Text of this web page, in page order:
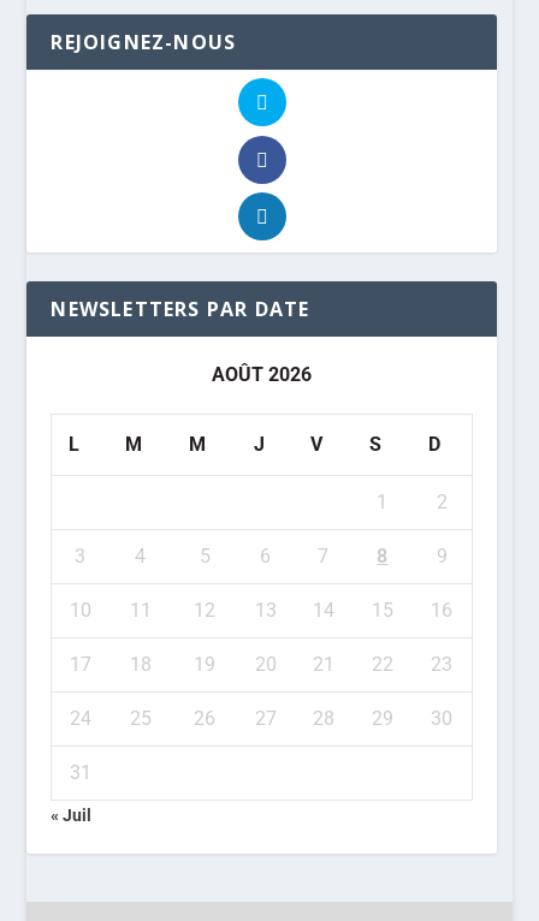
REJOIGNEZ-NOUS
NEWSLETTERS PAR DATE
AOÛT 2026
L M M J V S D
1 2
3 4 5 6 7 8 9
10 11 12 13 14 15 16
17 18 19 20 21 22 23
24 25 26 27 28 29 30
31
« Juil